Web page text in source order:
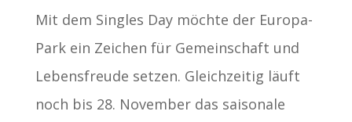
Mit dem Singles Day möchte der Europa-
Park ein Zeichen für Gemeinschaft und
Lebensfreude setzen. Gleichzeitig läuft
noch bis 28. November das saisonale